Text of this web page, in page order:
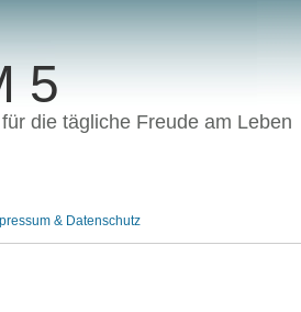
5
die tägliche Freude am Leben
& Datenschutz